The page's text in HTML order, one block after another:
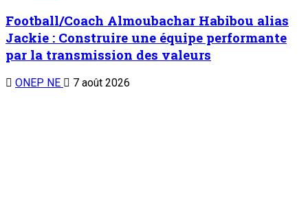
Football/Coach Almoubachar Habibou alias
Jackie : Construire une équipe performante
par la transmission des valeurs
ONEP NE 7 août 2026